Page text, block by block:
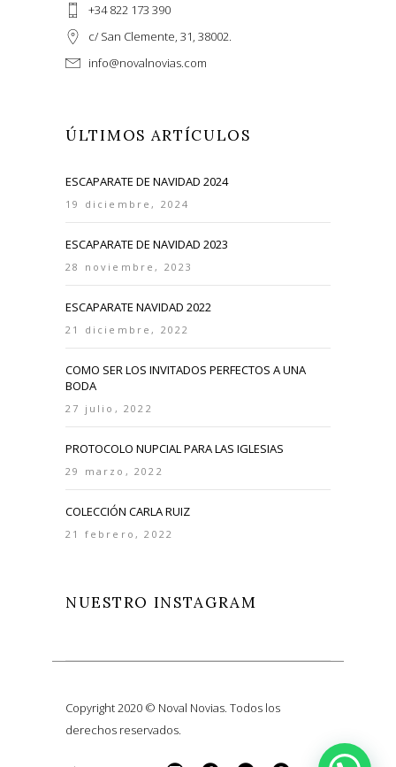
+34 822 173 390
c/ San Clemente, 31, 38002.
info@novalnovias.com
ÚLTIMOS ARTÍCULOS
ESCAPARATE DE NAVIDAD 2024
19 diciembre, 2024
ESCAPARATE DE NAVIDAD 2023
28 noviembre, 2023
ESCAPARATE NAVIDAD 2022
21 diciembre, 2022
COMO SER LOS INVITADOS PERFECTOS A UNA
BODA
27 julio, 2022
PROTOCOLO NUPCIAL PARA LAS IGLESIAS
29 marzo, 2022
COLECCIÓN CARLA RUIZ
21 febrero, 2022
NUESTRO INSTAGRAM
Copyright 2020 © Noval Novias. Todos los
derechos reservados.